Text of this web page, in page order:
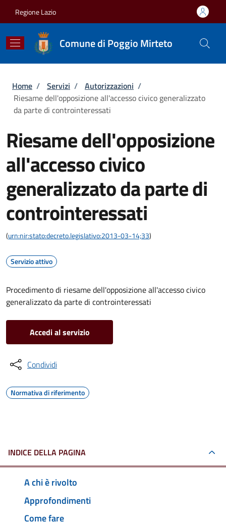
Regione Lazio
Comune di Poggio Mirteto
Briciole di pane
Home / Servizi / Autorizzazioni /
Riesame dell'opposizione all'accesso civico generalizzato
da parte di controinteressati
Riesame dell'opposizione
all'accesso civico
generalizzato da parte di
controinteressati
(urn:nir:stato:decreto.legislativo:2013-03-14;33)
Servizio attivo
Procedimento di riesame dell'opposizione all'accesso civico
generalizzato da parte di controinteressati
Accedi al servizio
Condividi
Normativa di riferimento
INDICE DELLA PAGINA
A chi è rivolto
Approfondimenti
Come fare